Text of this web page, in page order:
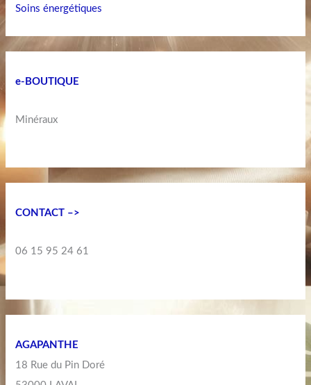
Soins énergétiques
e-BOUTIQUE
Minéraux
CONTACT –>
06 15 95 24 61
AGAPANTHE
18 Rue du Pin Doré